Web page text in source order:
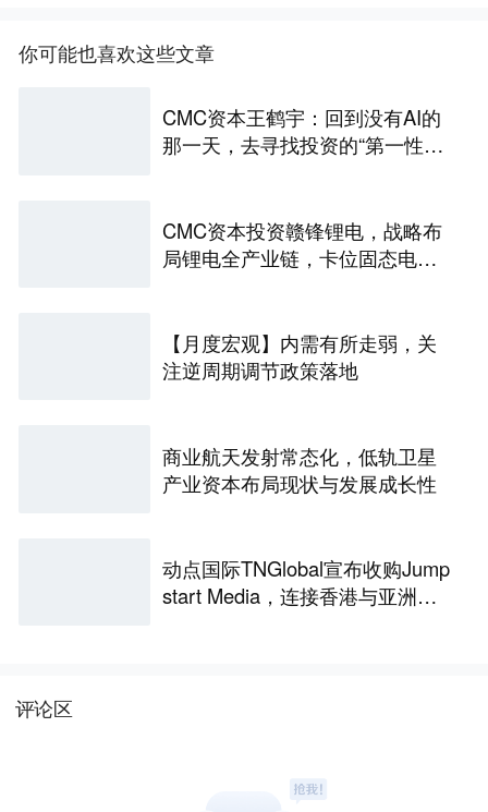
你可能也喜欢这些文章
CMC资本王鹤宇：回到没有AI的
那一天，去寻找投资的“第一性原
CMC资本投资赣锋锂电，战略布
局锂电全产业链，卡位固态电池
【月度宏观】内需有所走弱，关
注逆周期调节政策落地
商业航天发射常态化，低轨卫星
产业资本布局现状与发展成长性
动点国际TNGlobal宣布收购Jump
start Media，连接香港与亚洲创
评论区